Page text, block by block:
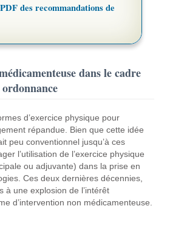
des recommandations de
dans le cadre
d’exercice physique pour
répandue. Bien que cette idée
peu conventionnel jusqu’à ces
l’utilisation de l’exercice physique
ou adjuvante) dans la prise en
Ces deux dernières décennies,
à une explosion de l’intérêt
d’intervention non médicamenteuse.